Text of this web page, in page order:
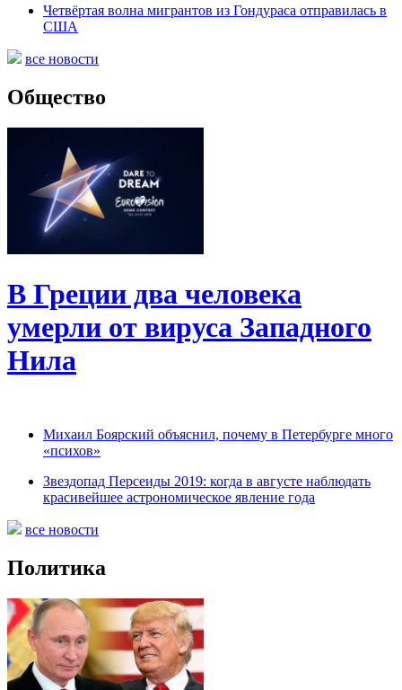
Четвёртая волна мигрантов из Гондураса отправилась в
США
все новости
Общество
В Греции два человека
умерли от вируса Западного
Нила
Михаил Боярский объяснил, почему в Петербурге много
«психов»
Звездопад Персеиды 2019: когда в августе наблюдать
красивейшее астрономическое явление года
все новости
Политика